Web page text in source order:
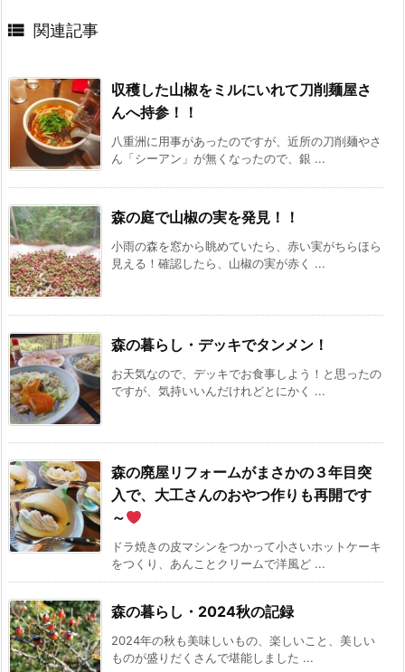
 関連記事
収穫した山椒をミルにいれて刀削麺屋さ
んへ持参！！
八重洲に用事があったのですが、近所の刀削麺やさ
ん「シーアン」が無くなったので、銀 ...
森の庭で山椒の実を発見！！
小雨の森を窓から眺めていたら、赤い実がちらほら
見える！確認したら、山椒の実が赤く ...
森の暮らし・デッキでタンメン！
お天気なので、デッキでお食事しよう！と思ったの
ですが、気持いいんだけれどとにかく ...
森の廃屋リフォームがまさかの３年目突
入で、大工さんのおやつ作りも再開です
～
ドラ焼きの皮マシンをつかって小さいホットケーキ
をつくり、あんことクリームで洋風ど ...
森の暮らし・2024秋の記録
2024年の秋も美味しいもの、楽しいこと、美しい
ものが盛りだくさんで堪能しました ...